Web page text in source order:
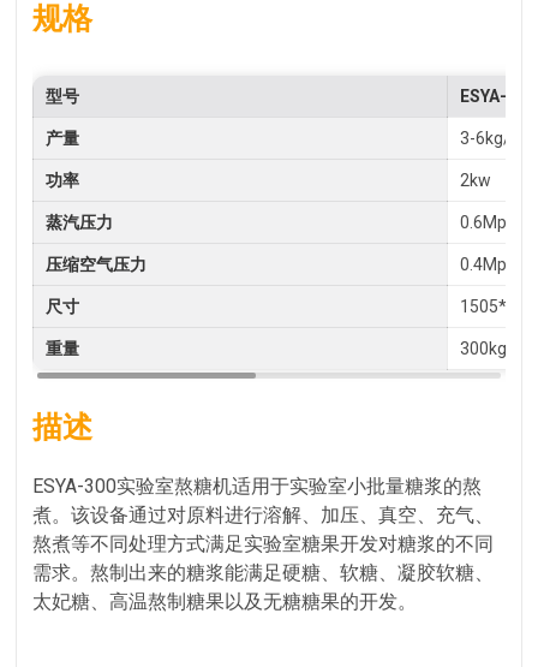
规格
型号 ESYA-300
产量 3-6kg/
功率 2kw
蒸汽压力 0.6Mpa
压缩空气压力 0.4Mpa
尺寸
重量 300kg
描述
ESYA-300实验室熬糖机适用于实验室小批量糖浆的熬
煮。该设备通过对原料进行溶解、加压、真空、充气、
熬煮等不同处理方式满足实验室糖果开发对糖浆的不同
需求。熬制出来的糖浆能满足硬糖、软糖、凝胶软糖、
太妃糖、高温熬制糖果以及无糖糖果的开发。